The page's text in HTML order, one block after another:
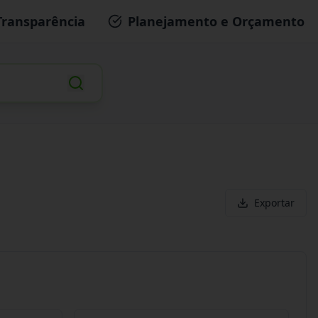
Planejamento e Orçamento
Exportar